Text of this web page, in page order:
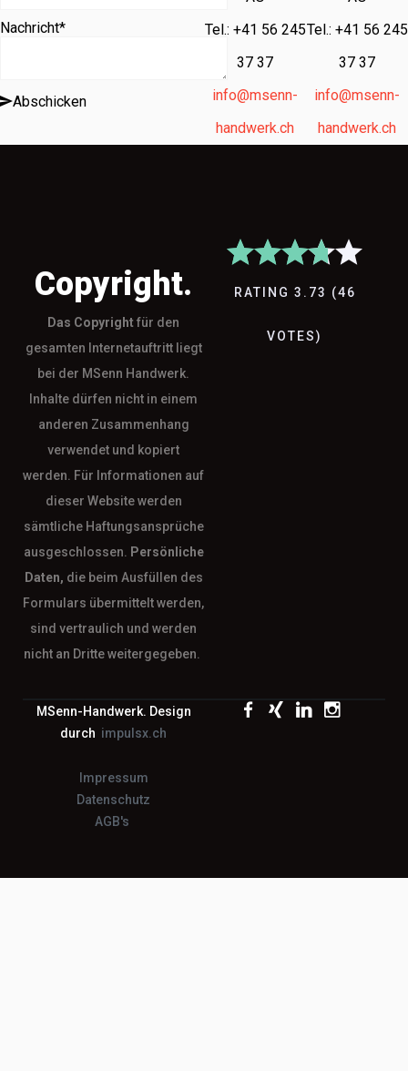
Nachricht*
Abschicken
Tel.: +41 56 245
37 37
info@msenn-
handwerk.ch
Tel.: +41 56 245
37 37
info@msenn-
handwerk.ch
Copyright.
Das Copyrightfür den
gesamten Internetauftritt liegt
bei der MSenn Handwerk.
Inhalte dürfen nicht in einem
anderen Zusammenhang
verwendet und kopiert
werden. Für Informationen auf
dieser Website werden
sämtliche Haftungsansprüche
ausgeschlossen. Persönliche
Daten, die beim Ausfüllen des
Formulars übermittelt werden,
sind vertraulich und werden
nicht an Dritte weitergegeben.
RATING 3.73 (46
VOTES)
MSenn-Handwerk. Design
durch impulsx.ch
Impressum
Datenschutz
AGB's